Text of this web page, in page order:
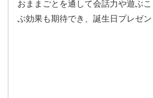
おままごとを通して会話力や遊ぶ
ぶ効果も期待でき、誕生日プレゼン